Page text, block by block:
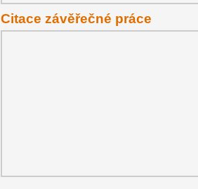
Citace závěřečné práce